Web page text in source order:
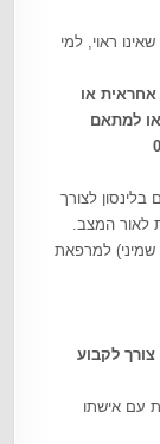
ראוי, למי
את אחות אחראית או
למתאם
לצורך
לאור המצב.
שמיני) למרפאת
לקבוע
עם אישתו